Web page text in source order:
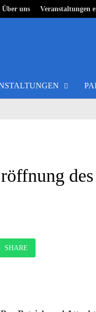
Über uns Veranstaltungen
des
SHARE